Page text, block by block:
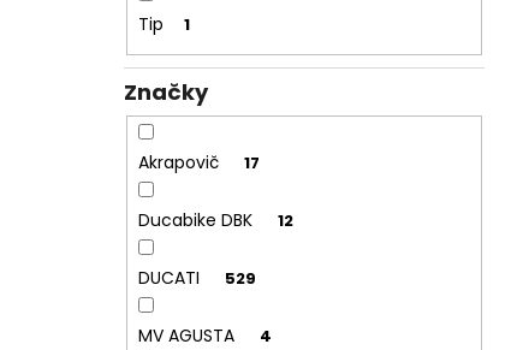
Tip 1
Značky
Akrapovič 17
Ducabike DBK 12
DUCATI 529
MV AGUSTA 4